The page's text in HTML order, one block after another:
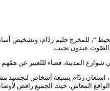
الاثنين 15 مارس 2021، مسرحيّة ” نستنّاو
الصّوت عبدون نجيب.
المدينة، فضاء للتّعبير عن